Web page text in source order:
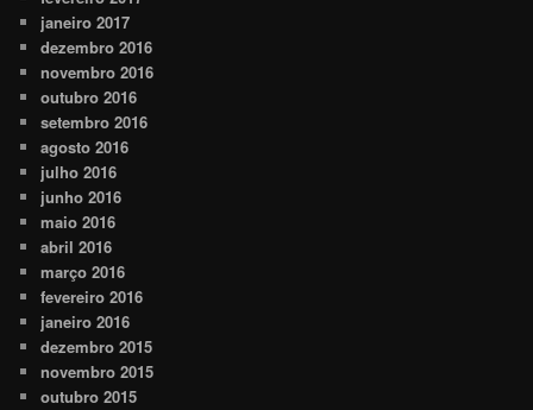
janeiro 2017
dezembro 2016
novembro 2016
outubro 2016
setembro 2016
agosto 2016
julho 2016
junho 2016
maio 2016
abril 2016
março 2016
fevereiro 2016
janeiro 2016
dezembro 2015
novembro 2015
outubro 2015